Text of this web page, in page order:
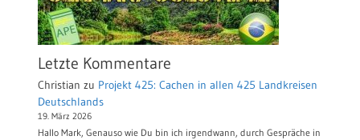
Letzte Kommentare
Christian zu Projekt 425: Cachen in allen 425 Landkreisen
Deutschlands
19. März 2026
Hallo Mark, Genauso wie Du bin ich irgendwann, durch Gespräche in